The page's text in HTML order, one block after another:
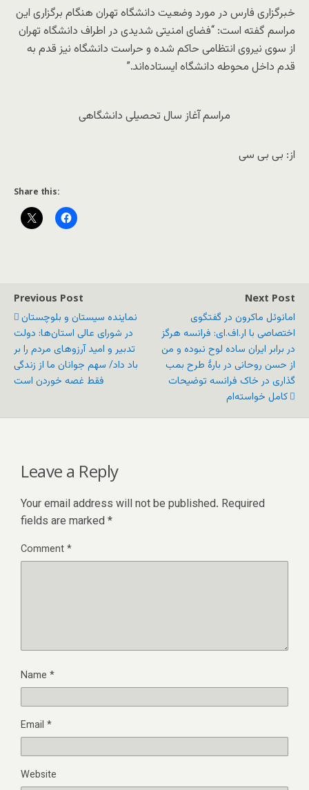
خبرگزاری فارس در مورد وضعیت دانشگاه تهران هنگام برگزاری این
مراسم گفته است: “فضای امنیتی شدیدی در اطراف دانشگاه تهران
از سوی نیروی انتظامی حاکم شده و حراست دانشگاه نیز قدم به
قدم داخل محوطه دانشگاه ایستاده‌اند.”
مراسم آغاز سال تحصیلی دانشگاهی
از: بی بی سی
Share this:
Previous Post
نماینده سیستان و بلوچستان
در شورای عالی استان‌ها: دولت
تدبیر و امید آرزوهای مردم را بر
باد داد/ سهم جوانان ما از زندگی
فقط غصه خوردن است
Next Post
امانوئل ماکرون در گفتگوی
اختصاصی با ار.اف.ای: فرانسه هرگز
در برابر ایران ساده لوح نبوده و من
از حسن روحانی در بارۀ طرح بمب
گذاری در خاک فرانسه توضیحات
کامل خواسته‌ام
Leave a Reply
Your email address will not be published. Required
fields are marked *
Comment*
Name *
Email *
Website